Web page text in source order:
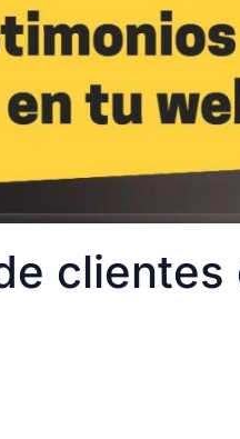
clientes